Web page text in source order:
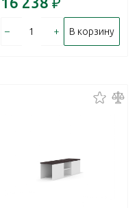
– + В корзину